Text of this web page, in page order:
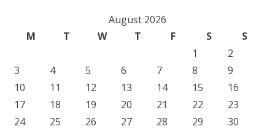
August 2026
M
T W T F S
S
1
2
3
4 5 6 7 8
9
10
11 12 13 14 15
16
17
18 19 20 21 22
23
24
25 26 27 28 29
30